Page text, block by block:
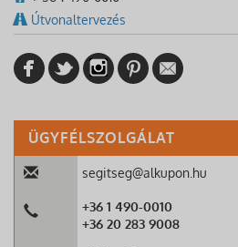
Útvonaltervezés
ÜGYFÉLSZOLGÁLAT
segitseg@alkupon.hu
+36 1 490-0010
+36 20 283 9008